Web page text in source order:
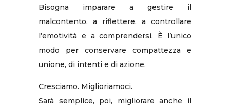
Bisogna imparare a gestire il
malcontento, a riflettere, a controllare
l’emotività e a comprendersi. È l’unico
modo per conservare compattezza e
unione, di intenti e di azione.
Cresciamo. Miglioriamoci.
Sarà semplice, poi, migliorare anche il